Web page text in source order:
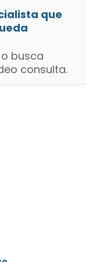
que
busca
consulta.